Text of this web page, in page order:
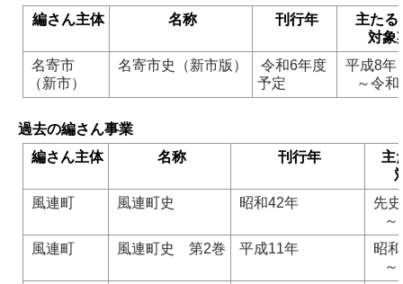
編さん主体
名称 刊行年
主たる
対象
名寄市
（新市）
名寄市史（新市版）
令和6年度
予定
平成8年
～令和
過去の編さん事業
編さん主体
名称 刊行年
主
風連町
風連町史 昭和42年
先史
～
風連町
風連町史 第2巻 平成11年
昭
～